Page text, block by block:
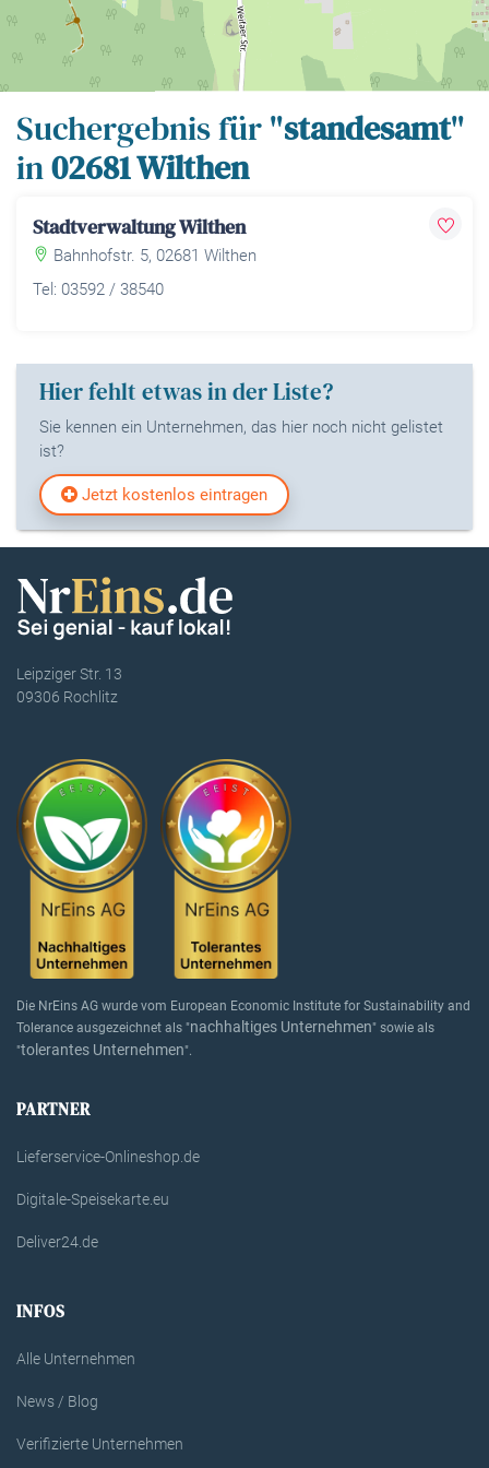
Suchergebnis für "standesamt"
in02681 Wilthen
Stadtverwaltung Wilthen
Bahnhofstr. 5, 02681 Wilthen
Tel: 03592 / 38540
Hier fehlt etwas in der Liste?
Sie kennen ein Unternehmen, das hier noch nicht gelistet
ist?
Jetzt kostenlos eintragen
Leipziger Str. 13
09306 Rochlitz
Die NrEins AG wurde vom European Economic Institute for Sustainability and
Tolerance ausgezeichnet als "nachhaltiges Unternehmen" sowie als
"tolerantes Unternehmen".
PARTNER
Lieferservice-Onlineshop.de
Digitale-Speisekarte.eu
Deliver24.de
INFOS
Alle Unternehmen
News / Blog
Verifizierte Unternehmen